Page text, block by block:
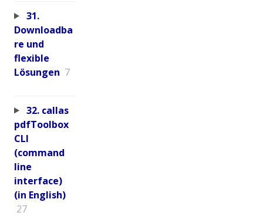
31.
Downloadba
re und
flexible
Lösungen 7
32. callas
pdfToolbox
CLI
(command
line
interface)
(in English)
27